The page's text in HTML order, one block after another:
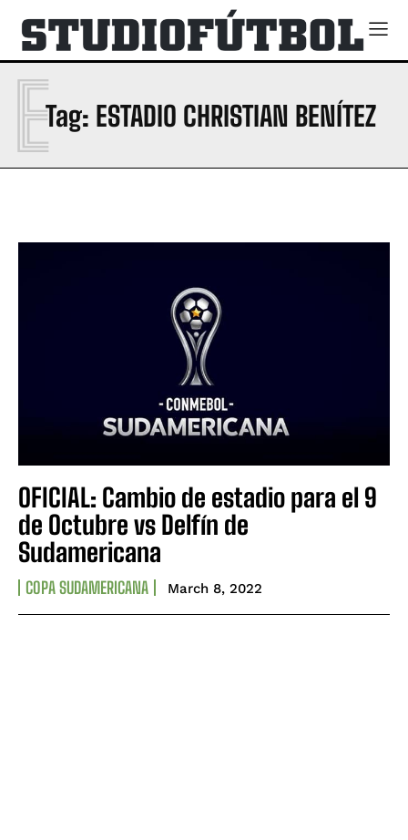
Tag: ESTADIO CHRISTIAN BENÍTEZ
E
OFICIAL: Cambio de estadio para el 9
de Octubre vs Delfín de
Sudamericana
COPA SUDAMERICANA March 8, 2022